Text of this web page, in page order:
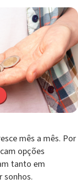
mês a mês. Por
opções
tanto em
sonhos.